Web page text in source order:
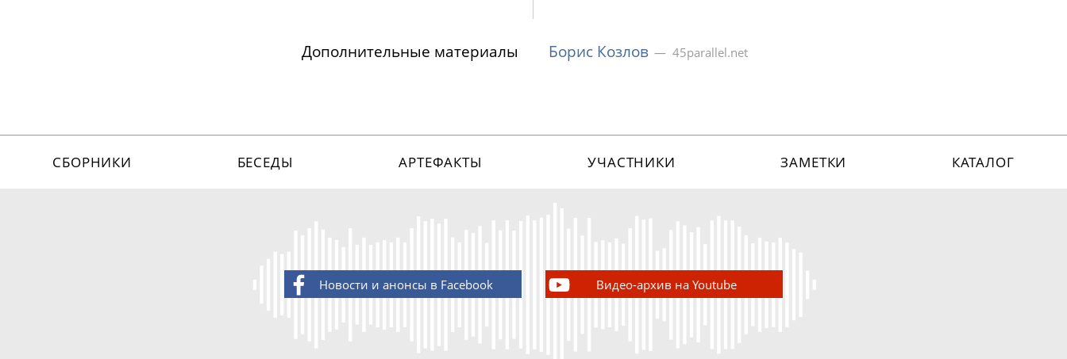
Дополнительные материалы Борис Козлов 45parallel.net
СБОРНИКИ БЕСЕДЫ АРТЕФАКТЫ УЧАСТНИКИ ЗАМЕТКИ КАТАЛОГ
Новости и анонсы в Facebook Видео-архив на Youtube